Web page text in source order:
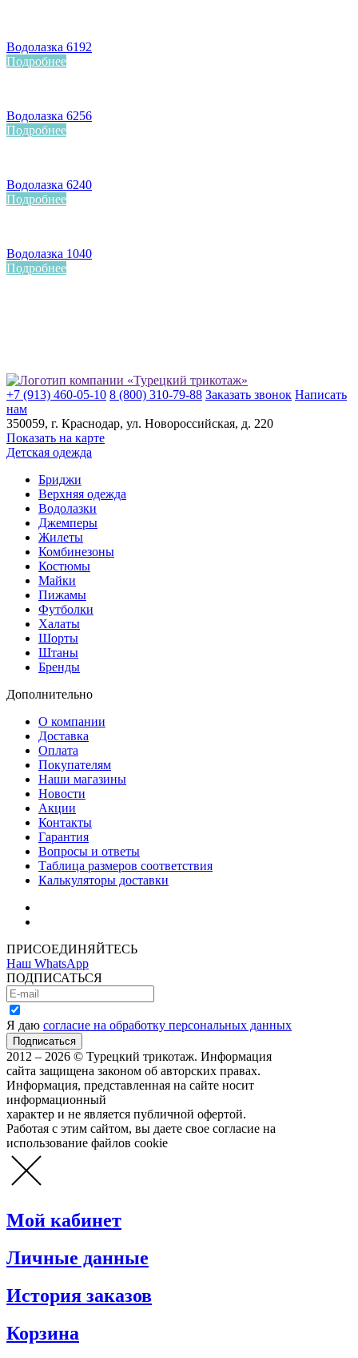
Водолазка 6192
Подробнее
Водолазка 6256
Подробнее
Водолазка 6240
Подробнее
Водолазка 1040
Подробнее
+7 (913) 460-05-10 8 (800) 310-79-88 Заказать звонок Написать
нам
350059, г. Краснодар, ул. ​Новороссийская, д. 220
Показать на карте
Детская одежда
Бриджи
Верхняя одежда
Водолазки
Джемперы
Жилеты
Комбинезоны
Костюмы
Майки
Пижамы
Футболки
Халаты
Шорты
Штаны
Бренды
Дополнительно
О компании
Доставка
Оплата
Покупателям
Наши магазины
Новости
Акции
Контакты
Гарантия
Вопросы и ответы
Таблица размеров соответствия
Калькуляторы доставки
ПРИСОЕДИНЯЙТЕСЬ
Наш WhatsApp
ПОДПИСАТЬСЯ
Я даю согласие на обработку персональных данных
2012 – 2026 © Турецкий трикотаж. Информация
сайта защищена законом об авторских правах.
Информация, представленная на сайте носит
информационный
характер и не является публичной офертой.
Работая с этим сайтом, вы даете свое согласие на
использование файлов cookie
Мой кабинет
Личные данные
История заказов
Корзина